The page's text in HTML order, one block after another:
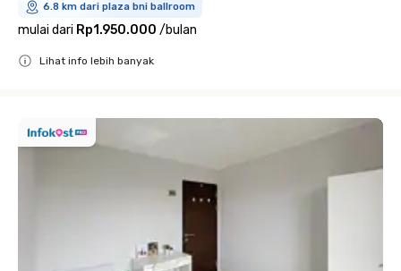
6.8 km dari plaza bni ballroom
mulai dari Rp1.950.000 /bulan
Lihat info lebih banyak